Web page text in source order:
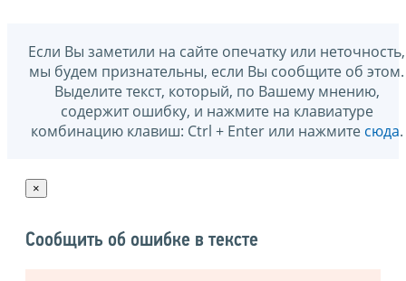
Если Вы заметили на сайте опечатку или неточность,
мы будем признательны, если Вы сообщите об этом.
Выделите текст, который, по Вашему мнению,
содержит ошибку, и нажмите на клавиатуре
комбинацию клавиш: Ctrl + Enter или нажмите сюда.
×
Сообщить об ошибке в тексте